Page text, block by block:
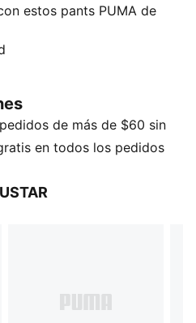
estos pants PUMA de
tiras T7, bolsillos con
las piernas, estos pants
La cintura elástica
Cat en la pierna izquierda
un 50% de
de más de $60 sin
en todos los pedidos